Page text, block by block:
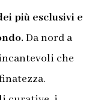
più esclusivi e
Da nord a
che